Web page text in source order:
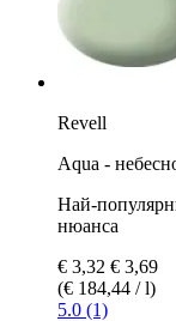
Revell
Aqua -
Най-
нюанса
€ 3,32 € 3,69
(€ 184,44 / l)
5.0 (1)